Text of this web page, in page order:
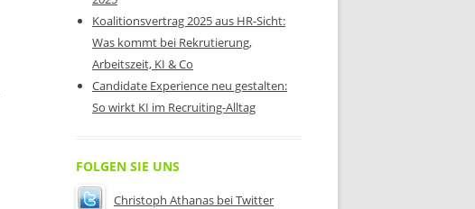
Koalitionsvertrag 2025 aus HR-Sicht:
Was kommt bei Rekrutierung,
Arbeitszeit, KI & Co
Candidate Experience neu gestalten:
So wirkt KI im Recruiting-Alltag
FOLGEN SIE UNS
Christoph Athanas bei Twitter